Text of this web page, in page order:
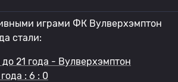
играми ФК Вулверхэмптон
стали:
21 года - Вулверхэмптон
: 6 : 0